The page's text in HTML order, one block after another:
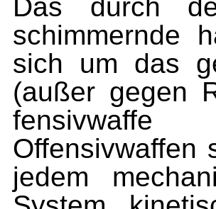
Das durch
schimmernde
sich um das
(außer gegen
fensivwaffe
Offensivwaffen
jedem